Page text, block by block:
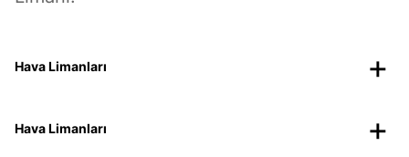
Hava Limanları
Hava Limanları